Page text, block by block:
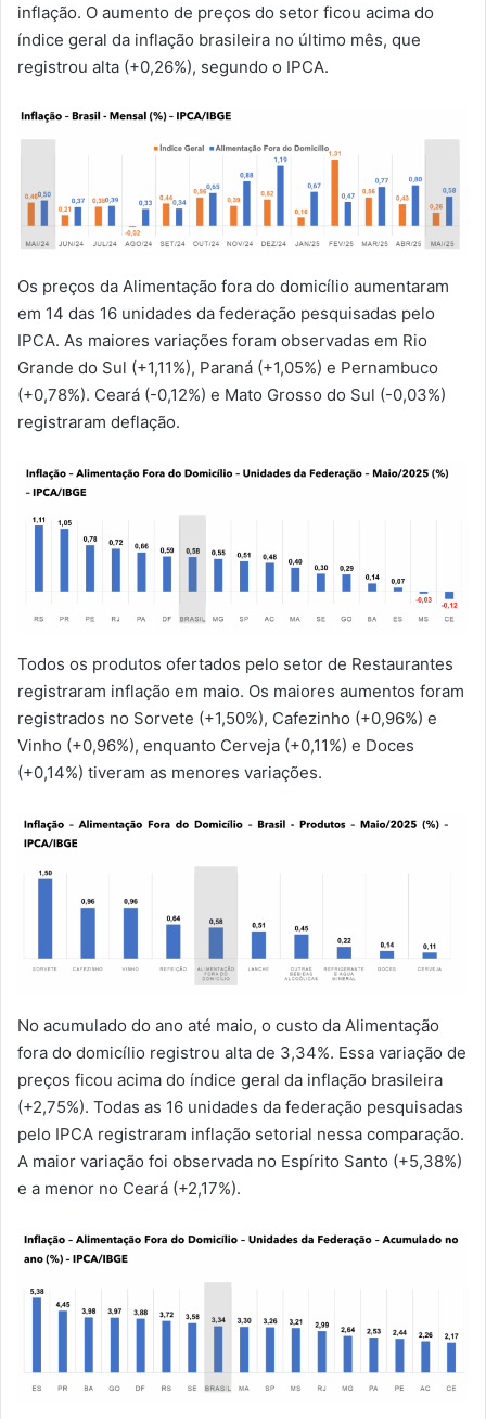
inflação. O aumento de preços do setor ficou acima do
índice geral da inflação brasileira no último mês, que
registrou alta (+0,26%), segundo o IPCA.
Os preços da Alimentação fora do domicílio aumentaram
em 14 das 16 unidades da federação pesquisadas pelo
IPCA. As maiores variações foram observadas em Rio
Grande do Sul (+1,11%), Paraná (+1,05%) e Pernambuco
(+0,78%). Ceará (-0,12%) e Mato Grosso do Sul (-0,03%)
registraram deflação.
Todos os produtos ofertados pelo setor de Restaurantes
registraram inflação em maio. Os maiores aumentos foram
registrados no Sorvete (+1,50%), Cafezinho (+0,96%) e
Vinho (+0,96%), enquanto Cerveja (+0,11%) e Doces
(+0,14%) tiveram as menores variações.
No acumulado do ano até maio, o custo da Alimentação
fora do domicílio registrou alta de 3,34%. Essa variação de
preços ficou acima do índice geral da inflação brasileira
(+2,75%). Todas as 16 unidades da federação pesquisadas
pelo IPCA registraram inflação setorial nessa comparação.
A maior variação foi observada no Espírito Santo (+5,38%)
e a menor no Ceará (+2,17%).